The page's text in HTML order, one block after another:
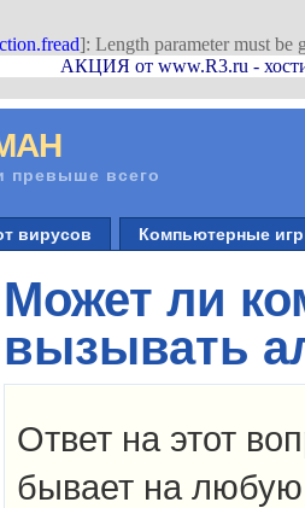
]: Length parameter must be
АКЦИЯ от www.R3.ru -
превыше всего
вирусов Компьютерные
Может ли
вызывать
Ответ на этот
бывает на